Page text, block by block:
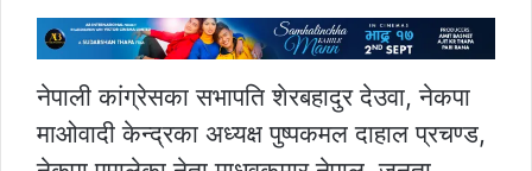
नेपाली कांग्रेसका सभापति शेरबहादुर देउवा, नेकपा
माओवादी केन्द्रका अध्यक्ष पुष्पकमल दाहाल प्रचण्ड,